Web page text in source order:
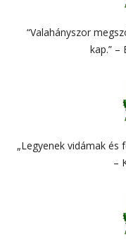
“Valahányszor
kap.” –
„Legyenek vidámak és
–